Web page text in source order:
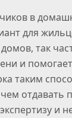
в
для
так
и
таким
отдавать
и